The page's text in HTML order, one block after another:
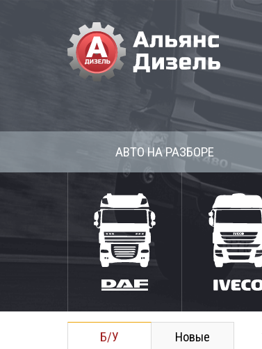
АВТО НА РАЗБОРЕ
Б/У Новые